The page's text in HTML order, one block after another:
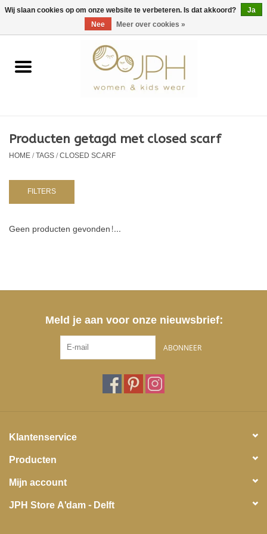
EUR/GBP/USD 0 Artikelen - €0,00
Home
Kids
NURSERY / TABLEWARE
Producten getagd met closed scarf
HOME/TAGS/CLOSED SCARF
FILTERS
Geen producten gevonden!...
Meld je aan voor onze nieuwsbrief:
ABONNEER
Klantenservice
Producten
Mijn account
JPH Store A'dam - Delft
Wij slaan cookies op om onze website te verbeteren. Is dat akkoord?
Ja
Nee
Meer over cookies »